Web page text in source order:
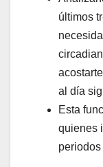
últimos
al día
Esta
quienes